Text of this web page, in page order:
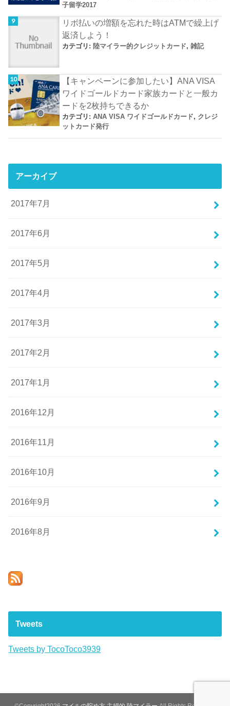
子留学2017
リボ払いの増額を忘れた時はATMで繰上げ
返済しよう！
カテゴリ: 陸マイラー的クレジットカード,雑記
【キャンペーンに参加したい】ANA VISA
ワイドゴールドカード家族カードと一般カ
ードを2枚持ちできるか
カテゴリ:ANA VISA ワイドゴールドカード, クレジ
ットカード発行
アーカイブ
2017年7月
2017年6月
2017年5月
2017年4月
2017年3月
2017年2月
2017年1月
2016年12月
2016年11月
2016年10月
2016年9月
2016年8月
Tweets
Tweets by TocoToco3939